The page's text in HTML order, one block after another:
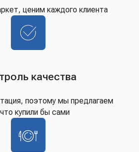
ценим каждого клиента
качества
поэтому мы предлагаем
купили бы сами